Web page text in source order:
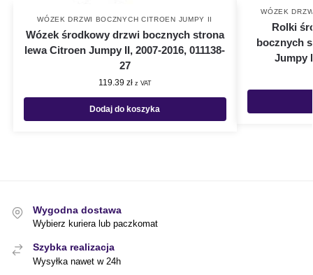
WÓZEK DRZWI BOCZNYCH CITROEN JUMPY II
Wózek środkowy drzwi bocznych strona
lewa Citroen Jumpy II, 2007-2016, 011138-
27
119.39 zł z VAT
Dodaj do koszyka
WÓZEK
Rolki
bocznych
Jumpy
Wygodna dostawa
Wybierz kuriera lub paczkomat
Szybka realizacja
Wysyłka nawet w 24h